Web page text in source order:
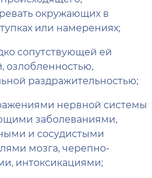
окружающих в
или намерениях;
сопутствующей ей
озлобленностью,
раздражительностью;
нервной системы
заболеваниями,
и сосудистыми
мозга, черепно-
интоксикациями;